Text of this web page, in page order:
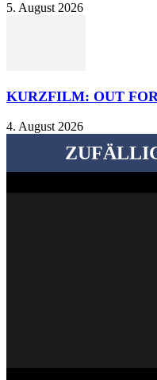
5. August 2026
KURZFILM: OUT
4. August 2026